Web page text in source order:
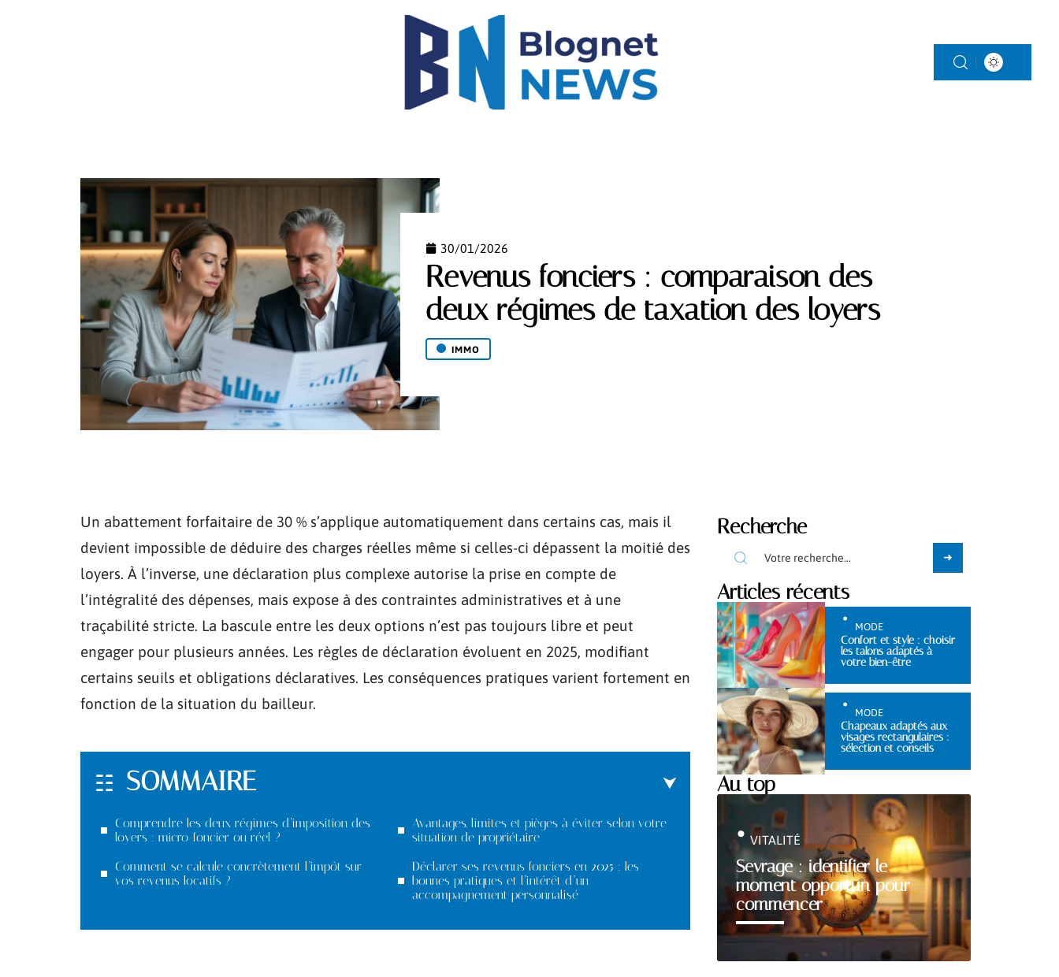
30/01/2026
Revenus fonciers : comparaison des
deux régimes de taxation des loyers
IMMO
Un abattement forfaitaire de 30 % s’applique automatiquement dans certains cas, mais il
devient impossible de déduire des charges réelles même si celles-ci dépassent la moitié des
loyers. À l’inverse, une déclaration plus complexe autorise la prise en compte de
l’intégralité des dépenses, mais expose à des contraintes administratives et à une
traçabilité stricte. La bascule entre les deux options n’est pas toujours libre et peut
engager pour plusieurs années. Les règles de déclaration évoluent en 2025, modifiant
certains seuils et obligations déclaratives. Les conséquences pratiques varient fortement en
fonction de la situation du bailleur.
SOMMAIRE
Comprendre les deux régimes d’imposition des
loyers : micro-foncier ou réel ?
Comment se calcule concrètement l’impôt sur
vos revenus locatifs ?
Avantages, limites et pièges à éviter selon votre
situation de propriétaire
Déclarer ses revenus fonciers en 2025 : les
bonnes pratiques et l’intérêt d’un
accompagnement personnalisé
Recherche
Articles récents
MODE
Confort et style : choisir
les talons adaptés à
votre bien-être
MODE
Chapeaux adaptés aux
visages rectangulaires :
sélection et conseils
Au top
Sevrage : identifier le
moment opportun pour
commencer
VITALITÉ